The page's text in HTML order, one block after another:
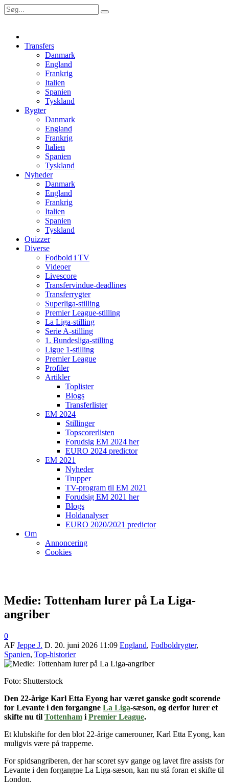
Transfers
Danmark
England
Frankrig
Italien
Spanien
Tyskland
Rygter
Danmark
England
Frankrig
Italien
Spanien
Tyskland
Nyheder
Danmark
England
Frankrig
Italien
Spanien
Tyskland
Quizzer
Diverse
Fodbold i TV
Videoer
Livescore
Transfervindue-deadlines
Transferrygter
Superliga-stilling
Premier League-stilling
La Liga-stilling
Serie A-stilling
1. Bundesliga-stilling
Ligue 1-stilling
Premier League
Profiler
Artikler
Toplister
Blogs
Transferlister
EM 2024
Stillinger
Topscorerlisten
Forudsig EM 2024 her
EURO 2024 predictor
EM 2021
Nyheder
Trupper
TV-program til EM 2021
Forudsig EM 2021 her
Blogs
Holdanalyser
EURO 2020/2021 predictor
Om
Annoncering
Cookies
Medie: Tottenham lurer på La Liga-
angriber
0
AF Jeppe J. D. 20. juni 2026 11:09 England, Fodboldrygter,
Spanien, Top-historier
Foto: Shutterstock
Den 22-årige Karl Etta Eyong har været ganske godt scorende
for Levante i den forgangne La Liga-sæson, og derfor lurer et
skifte nu til Tottenham i Premier League.
Et klubskifte for den blot 22-årige camerouner, Karl Etta Eyong, kan
muligvis være på trapperne.
For spidsangriberen, der har scoret syv gange og lavet fire assists for
Levante i den forgangne La Liga-sæson, kan nu stå foran et skifte til
London.